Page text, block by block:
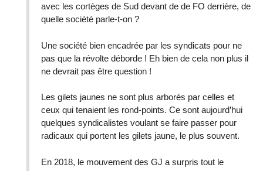
avec les cortèges de Sud devant de de FO derrière, de
quelle société parle-t-on ?
Une société bien encadrée par les syndicats pour ne
pas que la révolte déborde ! Eh bien de cela non plus il
ne devrait pas être question !
Les gilets jaunes ne sont plus arborés par celles et
ceux qui tenaient les rond-points. Ce sont aujourd’hui
quelques syndicalistes voulant se faire passer pour
radicaux qui portent les gilets jaune, le plus souvent.
En 2018, le mouvement des GJ a surpris tout le